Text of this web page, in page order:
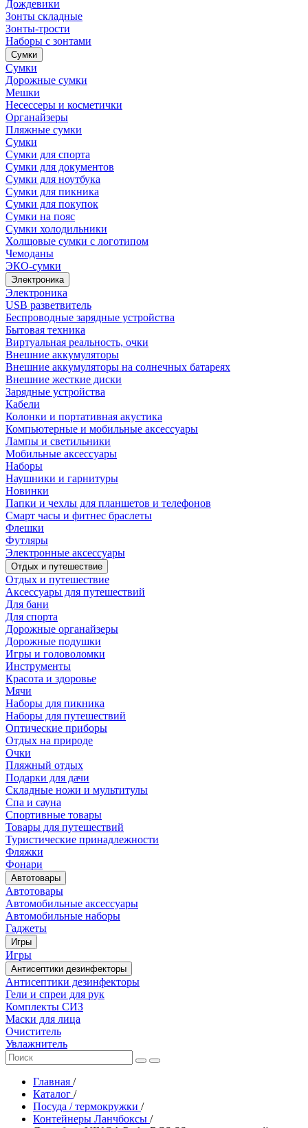
Дождевики
Зонты складные
Зонты-трости
Наборы с зонтами
Сумки
Сумки
Дорожные сумки
Мешки
Несессеры и косметички
Органайзеры
Пляжные сумки
Сумки
Сумки для спорта
Сумки для документов
Сумки для ноутбука
Сумки для пикника
Сумки для покупок
Сумки на пояс
Сумки холодильники
Холщовые сумки с логотипом
Чемоданы
ЭКО-сумки
Электроника
Электроника
USB разветвитель
Беспроводные зарядные устройства
Бытовая техника
Виртуальная реальность, очки
Внешние аккумуляторы
Внешние аккумуляторы на солнечных батареях
Внешние жесткие диски
Зарядные устройства
Кабели
Колонки и портативная акустика
Компьютерные и мобильные аксессуары
Лампы и светильники
Мобильные аксессуары
Наборы
Наушники и гарнитуры
Новинки
Папки и чехлы для планшетов и телефонов
Смарт часы и фитнес браслеты
Флешки
Футляры
Электронные аксессуары
Отдых и путешествие
Отдых и путешествие
Аксессуары для путешествий
Для бани
Для спорта
Дорожные органайзеры
Дорожные подушки
Игры и головоломки
Инструменты
Красота и здоровье
Мячи
Наборы для пикника
Наборы для путешествий
Оптические приборы
Отдых на природе
Очки
Пляжный отдых
Подарки для дачи
Складные ножи и мультитулы
Спа и сауна
Спортивные товары
Товары для путешествий
Туристические принадлежности
Фляжки
Фонари
Автотовары
Автотовары
Автомобильные аксессуары
Автомобильные наборы
Гаджеты
Игры
Игры
Антисептики дезинфекторы
Антисептики дезинфекторы
Гели и спреи для рук
Комплекты СИЗ
Маски для лица
Очиститель
Увлажнитель
Главная /
Каталог /
Посуда / термокружки /
Контейнеры Ланчбоксы /